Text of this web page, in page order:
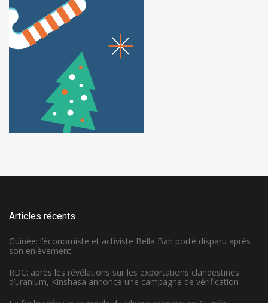
Articles récents
Guinée: l’économiste et activiste Bella Bah porté disparu après
son enlèvement
RDC: après les révélations sur les exportations clandestines
d’uranium, Kinshasa annonce une campagne de vérification